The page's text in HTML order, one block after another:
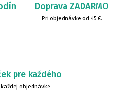
Doprava ZADARMO
Pri objednávke od 45 €.
pre každého
každej objednávke.